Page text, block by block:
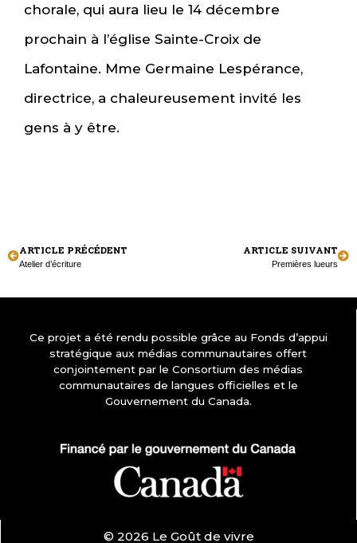
chorale, qui aura lieu le 14 décembre
prochain à l’église Sainte-Croix de
Lafontaine. Mme Germaine Lespérance,
directrice, a chaleureusement invité les
gens à y être.
ARTICLE PRÉCÉDENT
Atelier d’écriture
ARTICLE SUIVANT
Premières lueurs
Ce projet a été rendu possible grâce au Fonds d’appui
stratégique aux médias communautaires offert
conjointement par le Consortium des médias
communautaires de langues officielles et le
Gouvernement du Canada.
© 2026 Le Goût de vivre